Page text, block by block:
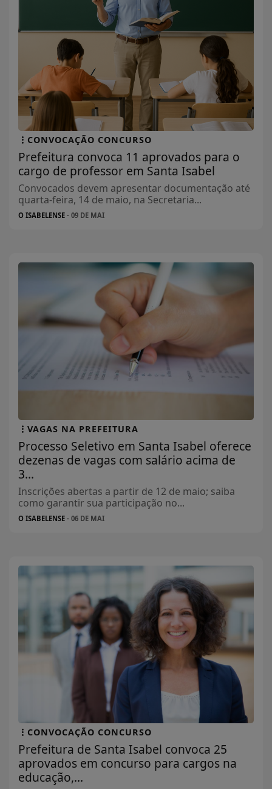
CONVOCAÇÃO CONCURSO
Prefeitura convoca 11 aprovados para o
cargo de professor em Santa Isabel
Convocados devem apresentar documentação até
quarta-feira, 14 de maio, na Secretaria...
O ISABELENSE - 09 DE MAI
VAGAS NA PREFEITURA
Processo Seletivo em Santa Isabel oferece
dezenas de vagas com salário acima de
3...
Inscrições abertas a partir de 12 de maio; saiba
como garantir sua participação no...
O ISABELENSE - 06 DE MAI
CONVOCAÇÃO CONCURSO
Prefeitura de Santa Isabel convoca 25
aprovados em concurso para cargos na
educação,...